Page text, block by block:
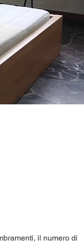
il numero di